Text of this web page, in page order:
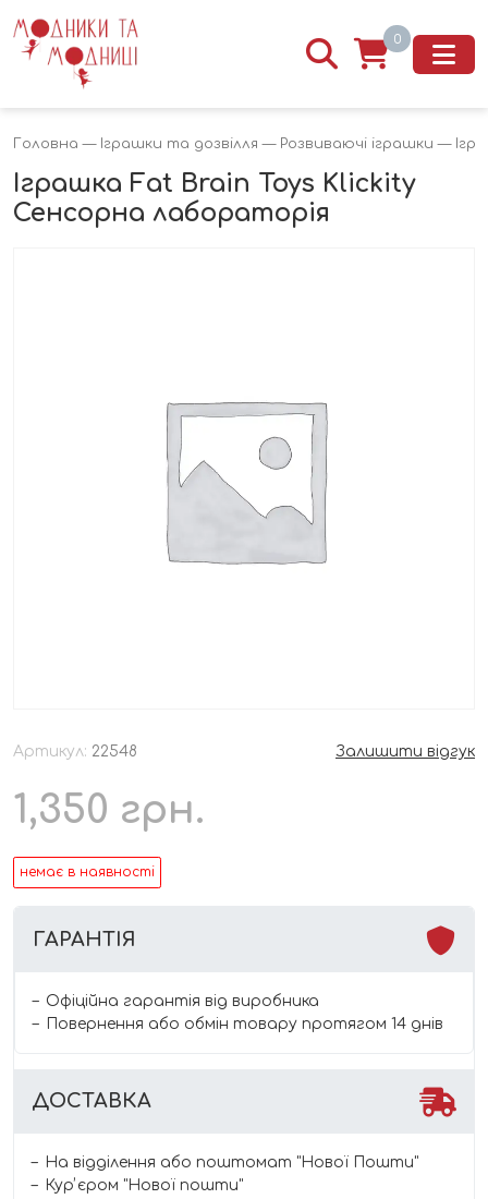
0
Головна — Іграшки та дозвілля — Розвиваючі іграшки —
Іграшка Fat Brain Toys Klickity
Сенсорна лабораторія
Артикул: 22548 Залишити відгук
1,350 грн.
немає в наявності
ГАРАНТІЯ
Офіційна гарантія від виробника
Повернення або обмін товару протягом 14 днів
ДОСТАВКА
На відділення або поштомат "Нової Пошти"
Курʼєром "Нової пошти"